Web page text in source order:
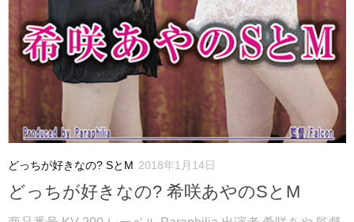
どっちが好きなの? SとM 2018年1月14日
どっちが好きなの? 希咲あやのSとM